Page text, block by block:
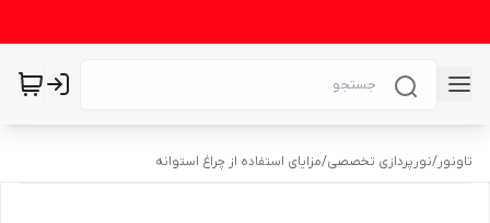
تاونور/نورپردازی تخصصی/مزایای استفاده از چراغ استوانه